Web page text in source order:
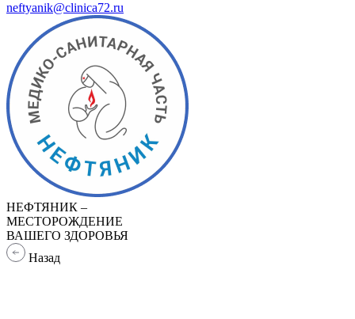
neftyanik@clinica72.ru
НЕФТЯНИК –
МЕСТОРОЖДЕНИЕ
ВАШЕГО ЗДОРОВЬЯ
Назад